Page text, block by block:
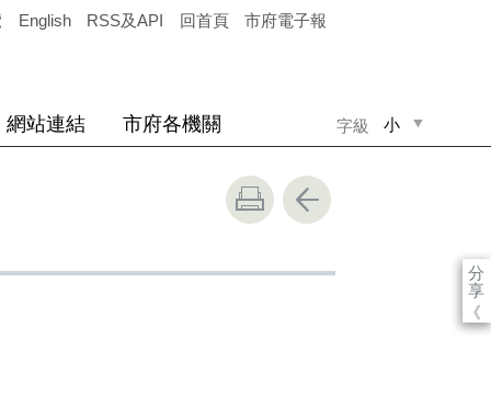
English RSS及API 回首頁 市府電子報
字級 小
網站連結 市府各機關
分
享
《